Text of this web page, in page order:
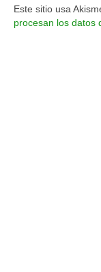
Este sitio usa
procesan los datos